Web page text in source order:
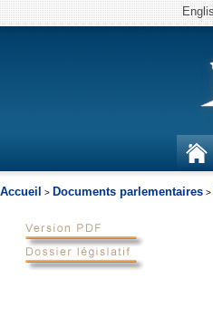
Accueil > Documents parlementaires >